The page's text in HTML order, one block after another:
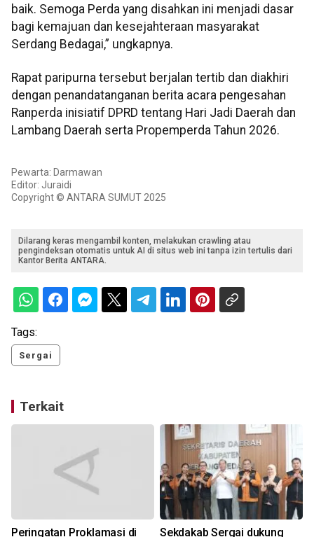
baik. Semoga Perda yang disahkan ini menjadi dasar
bagi kemajuan dan kesejahteraan masyarakat
Serdang Bedagai,” ungkapnya.
Rapat paripurna tersebut berjalan tertib dan diakhiri
dengan penandatanganan berita acara pengesahan
Ranperda inisiatif DPRD tentang Hari Jadi Daerah dan
Lambang Daerah serta Propemperda Tahun 2026.
Pewarta: Darmawan
Editor: Juraidi
Copyright © ANTARA SUMUT 2025
Dilarang keras mengambil konten, melakukan crawling atau
pengindeksan otomatis untuk AI di situs web ini tanpa izin tertulis dari
Kantor Berita ANTARA.
Tags:
Sergai
Terkait
Peringatan Proklamasi di Sekdakab Sergai dukung